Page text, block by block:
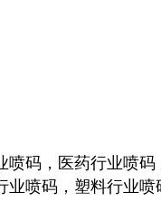
码，医药行业喷
喷码，塑料行业